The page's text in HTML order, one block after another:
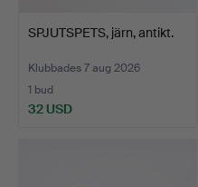
SPJUTSPETS, järn, antikt.
Klubbades 7 aug 2026
1 bud
32 USD